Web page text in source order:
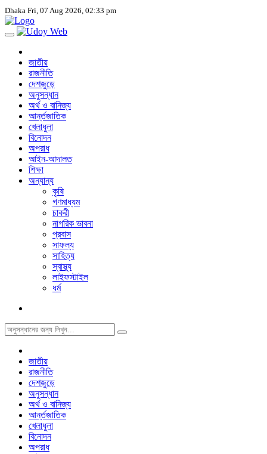
Dhaka Fri, 07 Aug 2026, 02:33 pm
জাতীয়
রাজনীতি
দেশজুড়ে
অনুসন্ধান
অর্থ ও বানিজ্য
আর্ন্তজাতিক
খেলাধুলা
বিনোদন
অপরাধ
আইন-আদালত
শিক্ষা
অন্যান্য
কৃষি
গণমাধ্যম
চাকরী
নাগরিক ভাবনা
প্রবাস
সাফল্য
সাহিত্য
স্বাস্থ্য
লাইফস্টাইল
ধর্ম
জাতীয়
রাজনীতি
দেশজুড়ে
অনুসন্ধান
অর্থ ও বানিজ্য
আর্ন্তজাতিক
খেলাধুলা
বিনোদন
অপরাধ